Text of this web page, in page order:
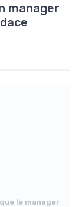
manager
le manager